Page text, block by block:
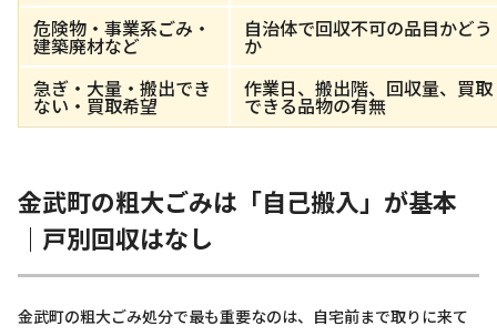
危険物・事業系ごみ・
建築廃材など
自治体で回収不可の品目かどう
か
急ぎ・大量・搬出でき
ない・買取希望
作業日、搬出階、回収量、買取
できる品物の有無
金武町の粗大ごみは「自己搬入」が基本
｜戸別回収はなし
金武町の粗大ごみ処分で最も重要なのは、自宅前まで取りに来て